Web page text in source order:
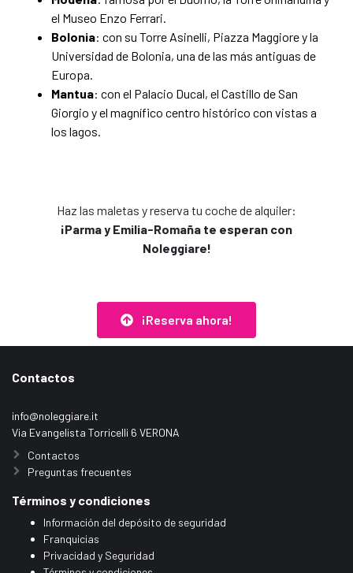
el Museo Enzo Ferrari.
Bolonia: con su Torre Asinelli, Piazza Maggiore y la
Universidad de Bolonia, una de las más antiguas de
Europa.
Mantua: con el Palacio Ducal, el Castillo de San
Giorgio y el magnífico centro histórico con vistas a
los lagos.
Haz las maletas y reserva tu coche de alquiler:
¡Parma y Emilia-Romaña te esperan con
Noleggiare!
¡Reserva ahora!
Contactos
info@noleggiare.it
Via Evangelista Torricelli 6 VERONA
Contactos
Preguntas frecuentes
Términos y condiciones
Información del depósito de seguridad
Franquicias
Privacidad y Seguridad